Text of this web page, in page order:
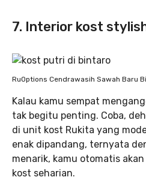
7. Interior kost
RuOptions Cendrawasih Sawah Baru
Kalau kamu sempat
tak begitu penting. Coba,
di unit kost Rukita yang
enak dipandang, ternyata
menarik, kamu otomatis
kost seharian.